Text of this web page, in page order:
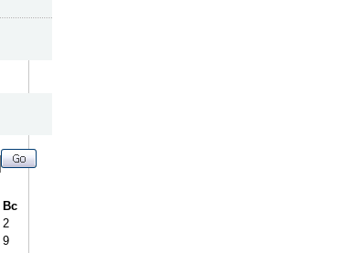
Вс
2
9